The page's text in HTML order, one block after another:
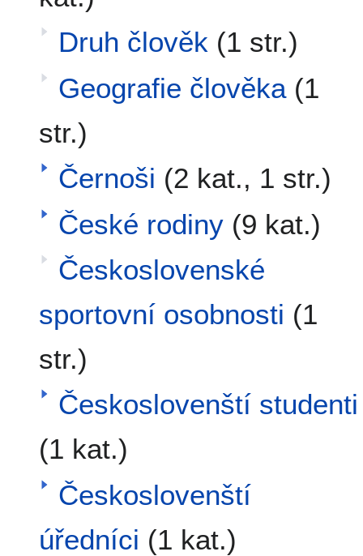
Druh člověk (1 str.)
Geografie člověka (1
str.)
Černoši (2 kat., 1 str.)
České rodiny (9 kat.)
Československé
sportovní osobnosti (1
str.)
Českoslovenští studenti
(1 kat.)
Českoslovenští
úředníci (1 kat.)